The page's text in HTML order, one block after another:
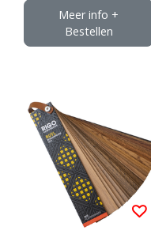
Meer info +
Bestellen